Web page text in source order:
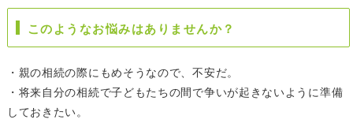
このようなお悩みはありませんか？
・親の相続の際にもめそうなので、不安だ。
・将来自分の相続で子どもたちの間で争いが起きないように準備
しておきたい。